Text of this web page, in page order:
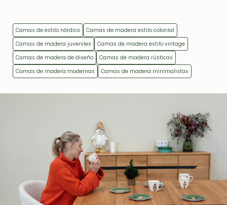
Camas de estilo nórdico
Camas de madera estilo colonial
Camas de madera juveniles
Camas de madera estilo vintage
Camas de madera de diseño
Camas de madera rústicas
Camas de madera modernas
Camas de madera minimalistas